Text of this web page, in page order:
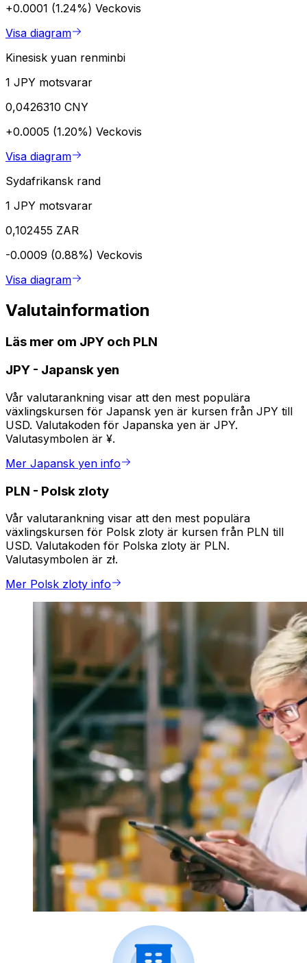
+0.0001 (1.24%) Veckovis
Visa diagram
Kinesisk yuan renminbi
1 JPY motsvarar
0,0426310 CNY
+0.0005 (1.20%) Veckovis
Visa diagram
Sydafrikansk rand
1 JPY motsvarar
0,102455 ZAR
-0.0009 (0.88%) Veckovis
Visa diagram
Valutainformation
Läs mer om JPY och PLN
JPY - Japansk yen
Vår valutarankning visar att den mest populära
växlingskursen för Japansk yen är kursen från JPY till
USD. Valutakoden för Japanska yen är JPY.
Valutasymbolen är ¥.
Mer Japansk yen info
PLN - Polsk zloty
Vår valutarankning visar att den mest populära
växlingskursen för Polsk zloty är kursen från PLN till
USD. Valutakoden för Polska zloty är PLN.
Valutasymbolen är zł.
Mer Polsk zloty info